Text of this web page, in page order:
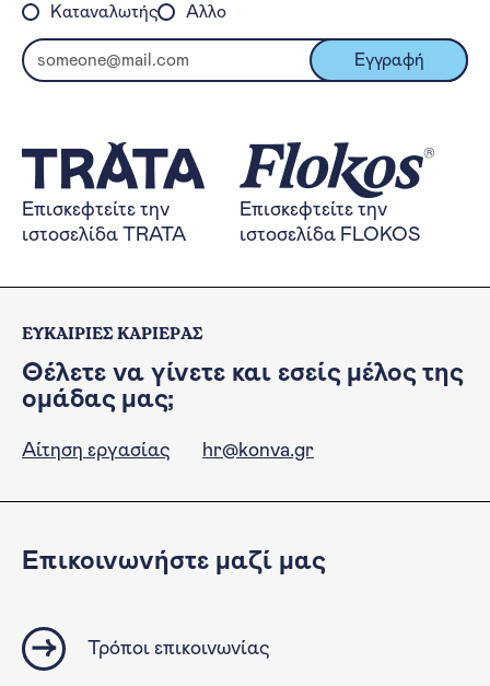
Καταναλωτής
Άλλο
Ηλεκτρονικό Ταχυδρομείο:
Εγγραφή
Επισκεφτείτε την ιστοσελίδα
Επισκεφτείτε την
ιστοσελίδα TRATA
Επισκεφτείτε την
Επισκεφτείτε την
ιστοσελίδα FLOKOS
ΕΥΚΑΙΡΙΕΣ ΚΑΡΙΕΡΑΣ
Θέλετε να γίνετε και εσείς μέλος της
ομάδας μας;
Αίτηση εργασίας hr@konva.gr
Επικοινωνήστε μαζί μας
Τρόποι επικοινωνίας